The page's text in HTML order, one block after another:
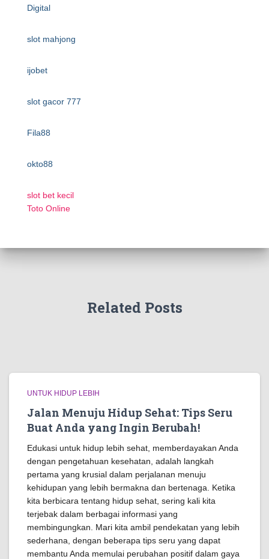
Digital
slot mahjong
ijobet
slot gacor 777
Fila88
okto88
slot bet kecil
Toto Online
Related Posts
UNTUK HIDUP LEBIH
Jalan Menuju Hidup Sehat: Tips Seru
Buat Anda yang Ingin Berubah!
Edukasi untuk hidup lebih sehat, memberdayakan Anda
dengan pengetahuan kesehatan, adalah langkah
pertama yang krusial dalam perjalanan menuju
kehidupan yang lebih bermakna dan bertenaga. Ketika
kita berbicara tentang hidup sehat, sering kali kita
terjebak dalam berbagai informasi yang
membingungkan. Mari kita ambil pendekatan yang lebih
sederhana, dengan beberapa tips seru yang dapat
membantu Anda memulai perubahan positif dalam gaya